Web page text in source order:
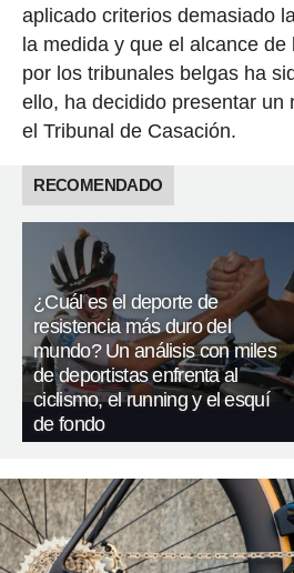
aplicado criterios demasiado
la medida y que el alcance
por los tribunales belgas ha
ello, ha decidido presentar un
el Tribunal de Casación.
RECOMENDADO
¿Cuál es el deporte de
resistencia más duro del
mundo? Un análisis con miles
de deportistas enfrenta al
ciclismo, el running y el esquí
de fondo